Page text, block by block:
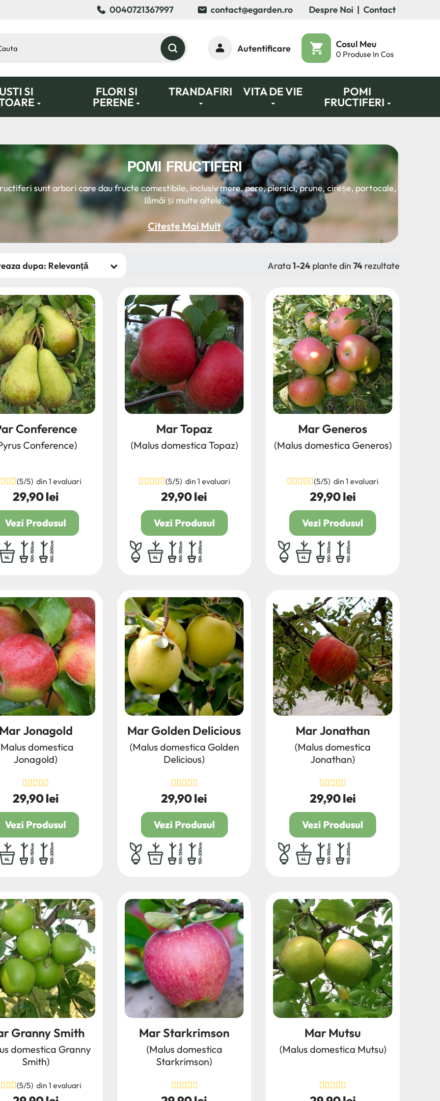
0040721367997 contact@egarden.ro Despre Noi | Contact
Autentificare Cosul Meu
0 Produse In Cos
SI FLORI SI
PERENE
TRANDAFIRI VITA DE VIE POMI
FRUCTIFERI
POMI FRUCTIFERI
sunt arbori care dau fructe comestibile, inclusiv mere, pere, piersici, prune, cireșe, portocale,
lămâi și multe altele.
Citeste Mai Mult
Arata1-24plante din 74rezultate
Conference
Conference)
(5/5) din 1 evaluari
Pret
29,90 lei
Vezi Produsul
ambalata
4L 100/150150/200
Mar Topaz
(Malus domestica Topaz)
(5/5) din 1 evaluari
Pret
29,90 lei
Vezi Produsul
radacina ambalata
4L 100/150150/200
Mar Generos
(Malus domestica Generos)
(5/5) din 1 evaluari
Pret
29,90 lei
Vezi Produsul
radacina ambalata
4L 100/150150/200
Jonagold
domestica
Jonagold)
Pret
29,90 lei
Vezi Produsul
ambalata
4L 100/150150/200
Mar Golden Delicious
(Malus domestica Golden
Delicious)
Pret
29,90 lei
Vezi Produsul
radacina ambalata
4L 100/150150/200
Mar Jonathan
(Malus domestica
Jonathan)
Pret
29,90 lei
Vezi Produsul
radacina ambalata
4L 100/150150/200
Granny Smith
domestica Granny
Smith)
(5/5) din 1 evaluari
Mar Starkrimson
(Malus domestica
Starkrimson)
Mar Mutsu
(Malus domestica Mutsu)